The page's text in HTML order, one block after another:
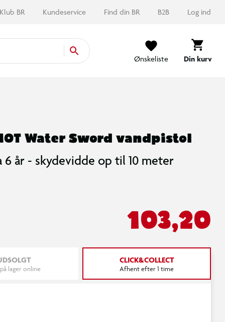
Klub BR Kundeservice Find din BR B2B Log ind
Ønskeliste Din kurv
Water Sword vandpistol
6 år - skydevidde op til 10 meter
103,20
lager online
CLICK&COLLECT
Afhent efter 1 time